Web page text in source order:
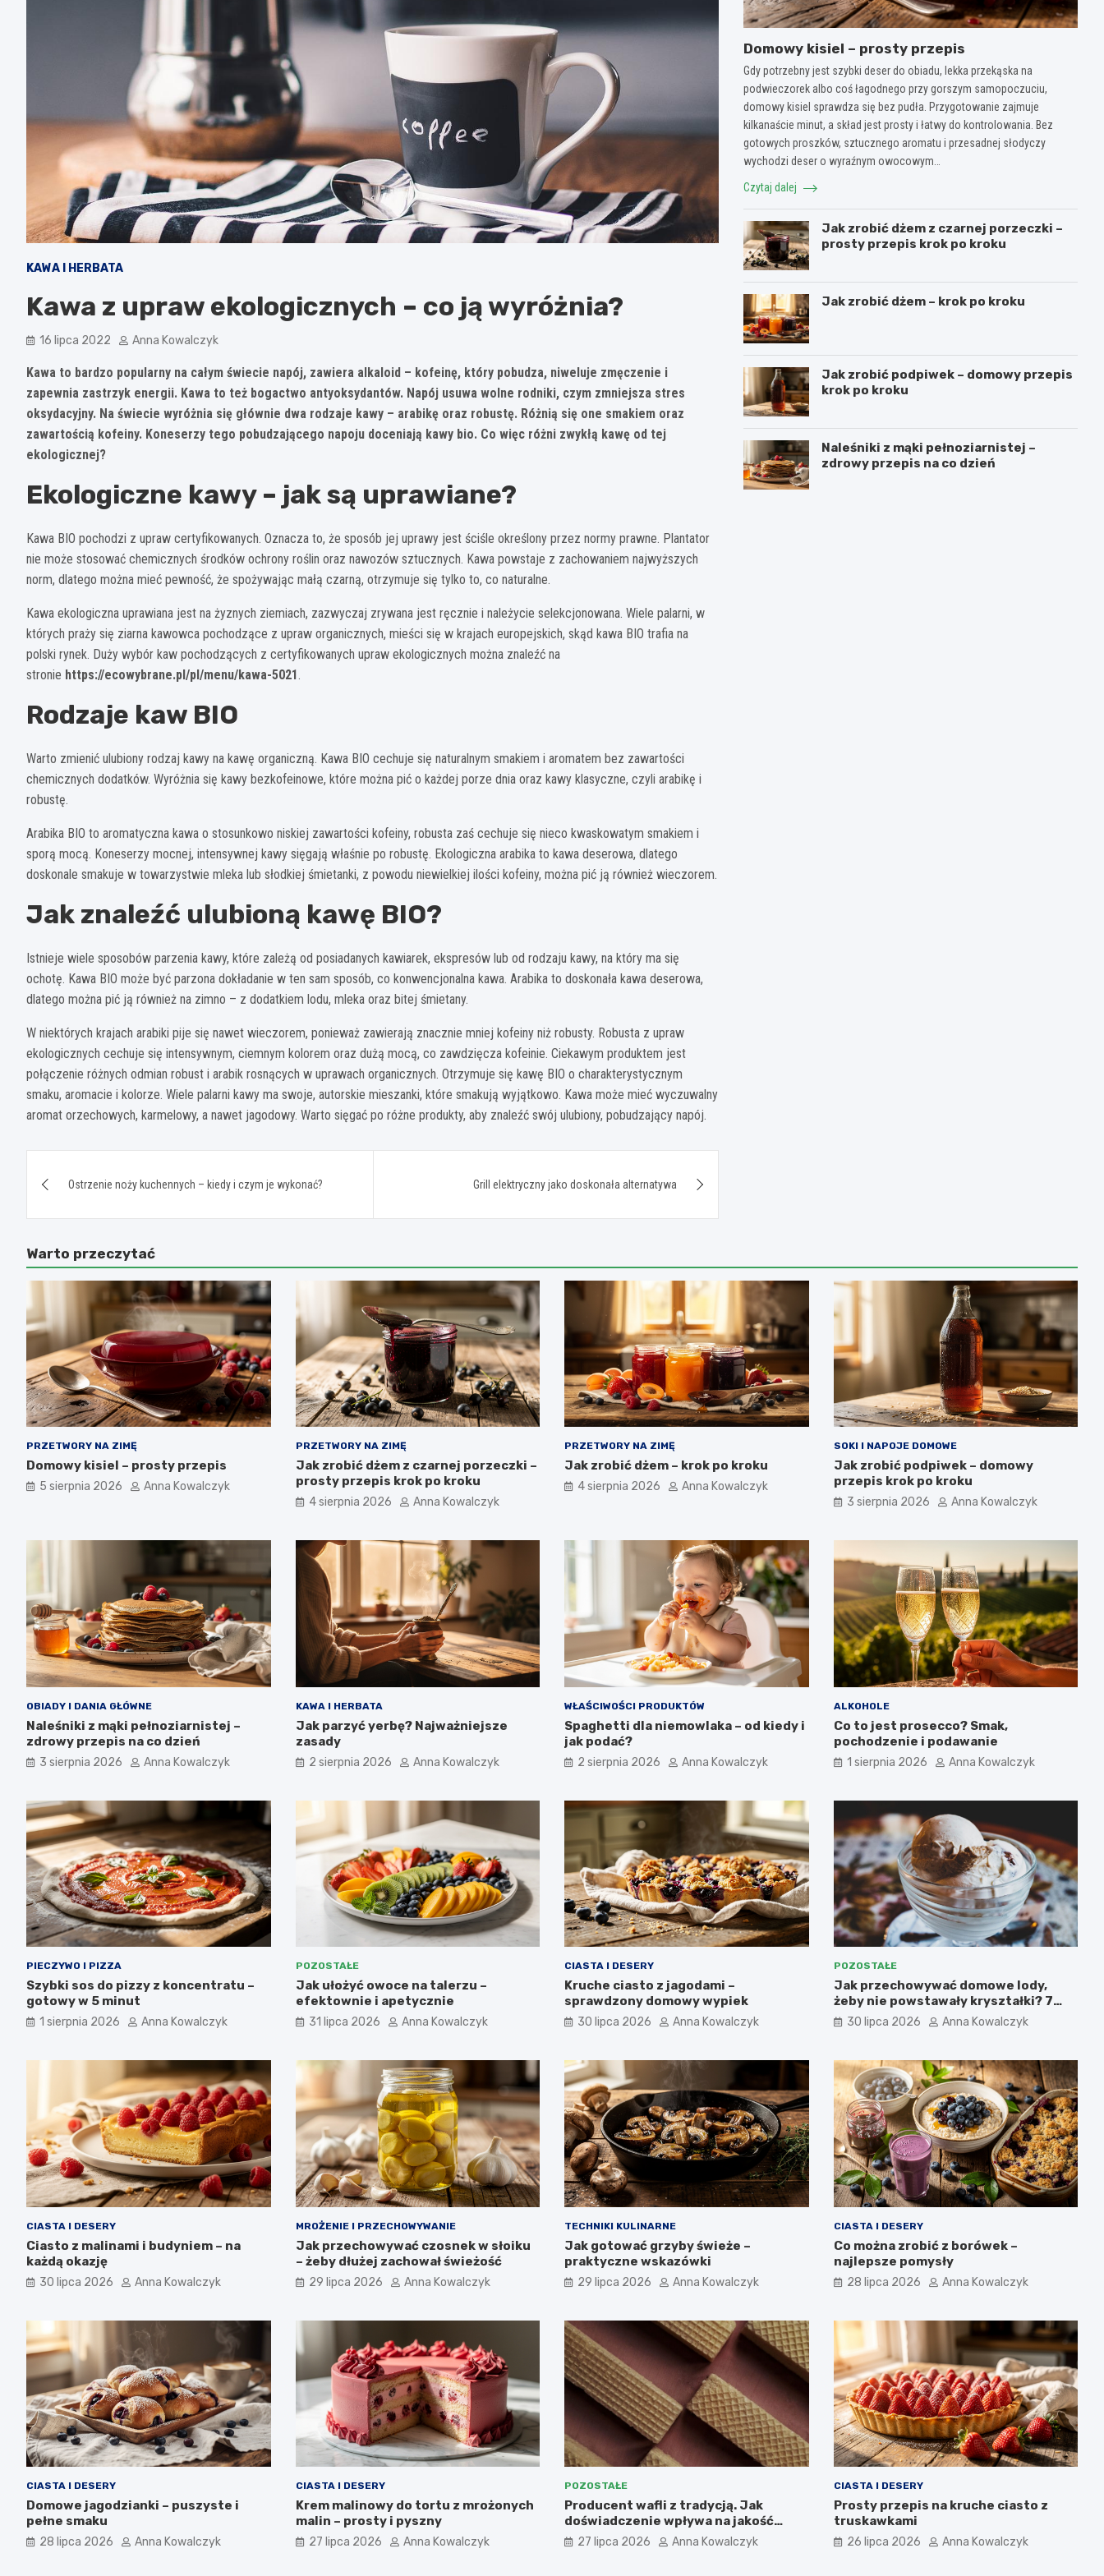
KAWA I HERBATA
Kawa z upraw ekologicznych – co ją wyróżnia?
16 lipca 2022 Anna Kowalczyk
Kawa to bardzo popularny na całym świecie napój, zawiera alkaloid – kofeinę, który pobudza, niweluje zmęczenie i
zapewnia zastrzyk energii. Kawa to też bogactwo antyoksydantów. Napój usuwa wolne rodniki, czym zmniejsza stres
oksydacyjny. Na świecie wyróżnia się głównie dwa rodzaje kawy – arabikę oraz robustę. Różnią się one smakiem oraz
zawartością kofeiny. Koneserzy tego pobudzającego napoju doceniają kawy bio. Co więc różni zwykłą kawę od tej
ekologicznej?
Ekologiczne kawy – jak są uprawiane?
Kawa BIO pochodzi z upraw certyfikowanych. Oznacza to, że sposób jej uprawy jest ściśle określony przez normy prawne. Plantator
nie może stosować chemicznych środków ochrony roślin oraz nawozów sztucznych. Kawa powstaje z zachowaniem najwyższych
norm, dlatego można mieć pewność, że spożywając małą czarną, otrzymuje się tylko to, co naturalne.
Kawa ekologiczna uprawiana jest na żyznych ziemiach, zazwyczaj zrywana jest ręcznie i należycie selekcjonowana. Wiele palarni, w
których praży się ziarna kawowca pochodzące z upraw organicznych, mieści się w krajach europejskich, skąd kawa BIO trafia na
polski rynek. Duży wybór kaw pochodzących z certyfikowanych upraw ekologicznych można znaleźć na
stronie https://ecowybrane.pl/pl/menu/kawa-5021.
Rodzaje kaw BIO
Warto zmienić ulubiony rodzaj kawy na kawę organiczną. Kawa BIO cechuje się naturalnym smakiem i aromatem bez zawartości
chemicznych dodatków. Wyróżnia się kawy bezkofeinowe, które można pić o każdej porze dnia oraz kawy klasyczne, czyli arabikę i
robustę.
Arabika BIO to aromatyczna kawa o stosunkowo niskiej zawartości kofeiny, robusta zaś cechuje się nieco kwaskowatym smakiem i
sporą mocą. Koneserzy mocnej, intensywnej kawy sięgają właśnie po robustę. Ekologiczna arabika to kawa deserowa, dlatego
doskonale smakuje w towarzystwie mleka lub słodkiej śmietanki, z powodu niewielkiej ilości kofeiny, można pić ją również wieczorem.
Jak znaleźć ulubioną kawę BIO?
Istnieje wiele sposobów parzenia kawy, które zależą od posiadanych kawiarek, ekspresów lub od rodzaju kawy, na który ma się
ochotę. Kawa BIO może być parzona dokładanie w ten sam sposób, co konwencjonalna kawa. Arabika to doskonała kawa deserowa,
dlatego można pić ją również na zimno – z dodatkiem lodu, mleka oraz bitej śmietany.
W niektórych krajach arabiki pije się nawet wieczorem, ponieważ zawierają znacznie mniej kofeiny niż robusty. Robusta z upraw
ekologicznych cechuje się intensywnym, ciemnym kolorem oraz dużą mocą, co zawdzięcza kofeinie. Ciekawym produktem jest
połączenie różnych odmian robust i arabik rosnących w uprawach organicznych. Otrzymuje się kawę BIO o charakterystycznym
smaku, aromacie i kolorze. Wiele palarni kawy ma swoje, autorskie mieszanki, które smakują wyjątkowo. Kawa może mieć wyczuwalny
aromat orzechowych, karmelowy, a nawet jagodowy. Warto sięgać po różne produkty, aby znaleźć swój ulubiony, pobudzający napój.
wpisu
Ostrzenie noży kuchennych – kiedy i czym je wykonać? Grill elektryczny jako doskonała alternatywa
Domowy kisiel – prosty przepis
Gdy potrzebny jest szybki deser do obiadu, lekka przekąska na
podwieczorek albo coś łagodnego przy gorszym samopoczuciu,
domowy kisiel sprawdza się bez pudła. Przygotowanie zajmuje
kilkanaście minut, a skład jest prosty i łatwy do kontrolowania. Bez
gotowych proszków, sztucznego aromatu i przesadnej słodyczy
wychodzi deser o wyraźnym owocowym…
Czytaj dalej
Jak zrobić dżem z czarnej porzeczki –
prosty przepis krok po kroku
Jak zrobić dżem – krok po kroku
Jak zrobić podpiwek – domowy przepis
krok po kroku
Naleśniki z mąki pełnoziarnistej –
zdrowy przepis na co dzień
Warto przeczytać
PRZETWORY NA ZIMĘ
Domowy kisiel – prosty przepis
5 sierpnia 2026 Anna Kowalczyk
PRZETWORY NA ZIMĘ
Jak zrobić dżem z czarnej porzeczki –
prosty przepis krok po kroku
4 sierpnia 2026 Anna Kowalczyk
PRZETWORY NA ZIMĘ
Jak zrobić dżem – krok po kroku
4 sierpnia 2026 Anna Kowalczyk
SOKI I NAPOJE DOMOWE
Jak zrobić podpiwek – domowy
przepis krok po kroku
3 sierpnia 2026 Anna Kowalczyk
OBIADY I DANIA GŁÓWNE
Naleśniki z mąki pełnoziarnistej –
zdrowy przepis na co dzień
3 sierpnia 2026 Anna Kowalczyk
KAWA I HERBATA
Jak parzyć yerbę? Najważniejsze
zasady
2 sierpnia 2026 Anna Kowalczyk
WŁAŚCIWOŚCI PRODUKTÓW
Spaghetti dla niemowlaka – od kiedy i
jak podać?
2 sierpnia 2026 Anna Kowalczyk
ALKOHOLE
Co to jest prosecco? Smak,
pochodzenie i podawanie
1 sierpnia 2026 Anna Kowalczyk
PIECZYWO I PIZZA
Szybki sos do pizzy z koncentratu –
gotowy w 5 minut
1 sierpnia 2026 Anna Kowalczyk
POZOSTAŁE
Jak ułożyć owoce na talerzu –
efektownie i apetycznie
31 lipca 2026 Anna Kowalczyk
CIASTA I DESERY
Kruche ciasto z jagodami –
sprawdzony domowy wypiek
30 lipca 2026 Anna Kowalczyk
POZOSTAŁE
Jak przechowywać domowe lody,
żeby nie powstawały kryształki? 7
najważniejszych zasad.
30 lipca 2026 Anna Kowalczyk
CIASTA I DESERY
Ciasto z malinami i budyniem – na
każdą okazję
30 lipca 2026 Anna Kowalczyk
MROŻENIE I PRZECHOWYWANIE
Jak przechowywać czosnek w słoiku
– żeby dłużej zachował świeżość
29 lipca 2026 Anna Kowalczyk
TECHNIKI KULINARNE
Jak gotować grzyby świeże –
praktyczne wskazówki
29 lipca 2026 Anna Kowalczyk
CIASTA I DESERY
Co można zrobić z borówek –
najlepsze pomysły
28 lipca 2026 Anna Kowalczyk
CIASTA I DESERY
Domowe jagodzianki – puszyste i
pełne smaku
28 lipca 2026 Anna Kowalczyk
CIASTA I DESERY
Krem malinowy do tortu z mrożonych
malin – prosty i pyszny
27 lipca 2026 Anna Kowalczyk
POZOSTAŁE
Producent wafli z tradycją. Jak
doświadczenie wpływa na jakość
produktów? Przykład ZPC IGA
27 lipca 2026 Anna Kowalczyk
CIASTA I DESERY
Prosty przepis na kruche ciasto z
truskawkami
26 lipca 2026 Anna Kowalczyk